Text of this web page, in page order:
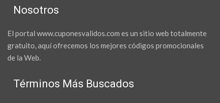
Nosotros
El portal www.cuponesvalidos.com es un sitio web totalmente
gratuito, aquí ofrecemos los mejores códigos promocionales
de la Web.
Términos Más Buscados